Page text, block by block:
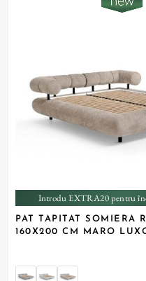
Introdu EXTRA20 pentru
PAT TAPITAT SOMIERA
160X200 CM MARO